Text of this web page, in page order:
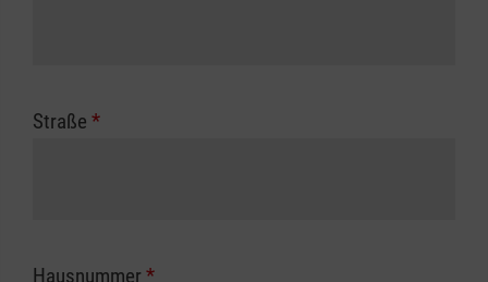
Straße *
Hausnummer *